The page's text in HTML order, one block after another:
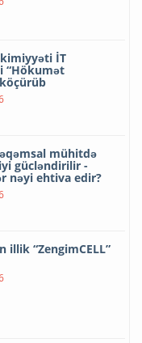
İT
“Hökumət
mühitdə
gücləndirilir -
nəyi ehtiva edir?
illik “ZengimCELL”